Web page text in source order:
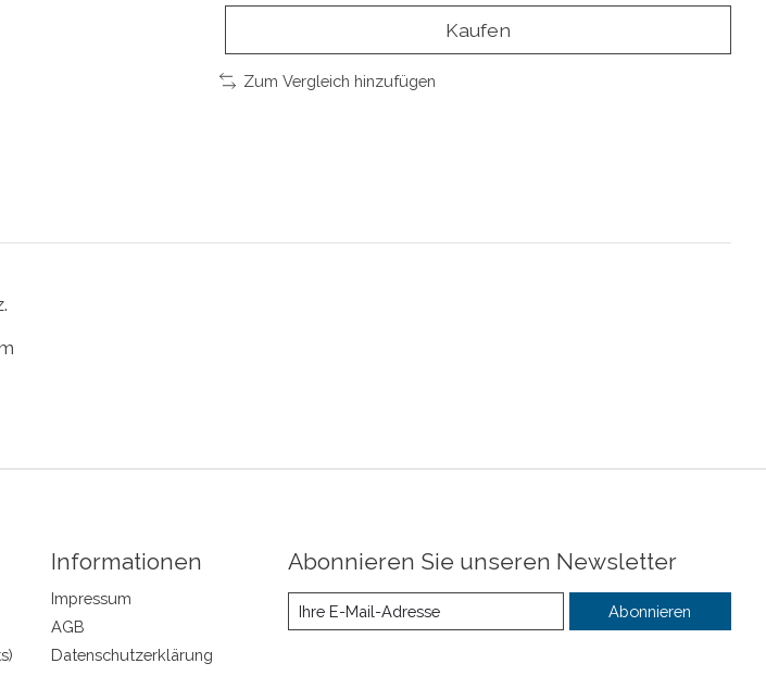
Kaufen
Zum Vergleich hinzufügen
Informationen
Impressum
AGB
Datenschutzerklärung
Abonnieren Sie unseren Newsletter
Abonnieren